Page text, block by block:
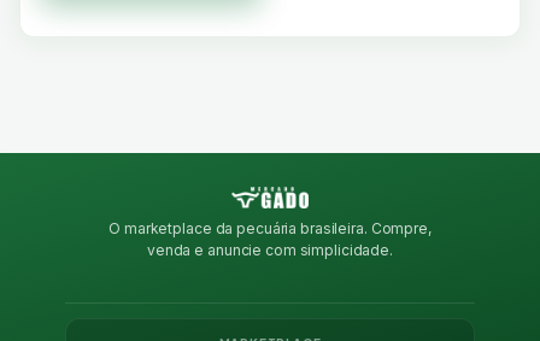
O marketplace da pecuária brasileira. Compre,
venda e anuncie com simplicidade.